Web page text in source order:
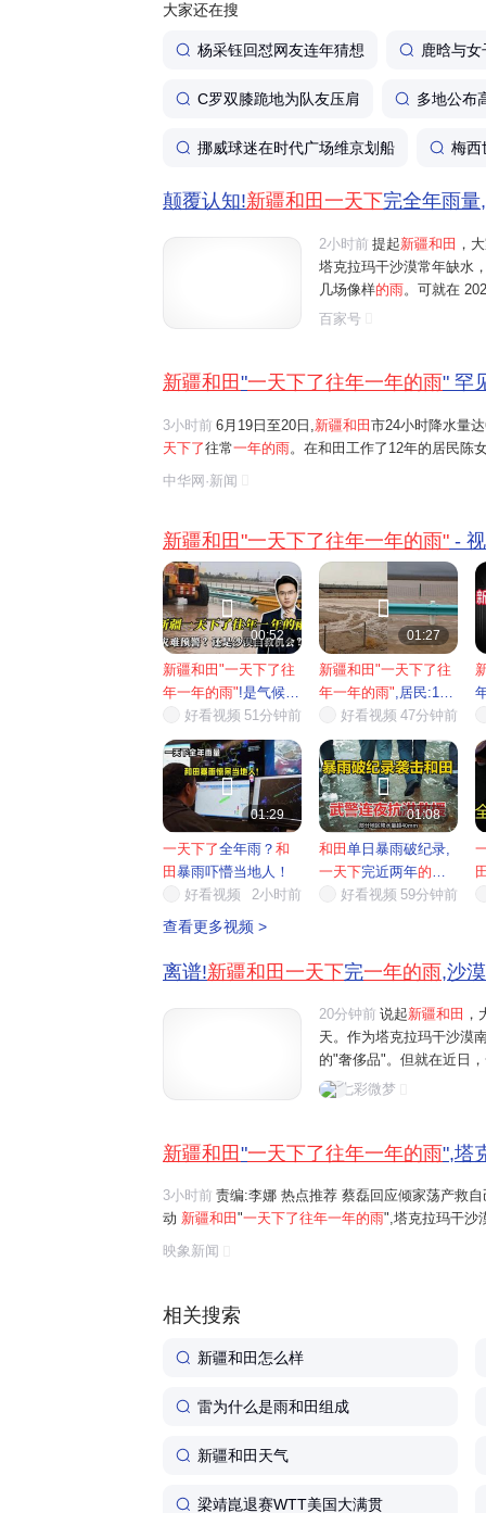
大家还在搜
杨采钰回怼网友连年猜想 鹿晗与
C罗双膝跪地为队友压肩 多地公布
挪威球迷在时代广场维京划船 梅西
颠覆认知!新疆和田一天下完全年雨
2小时前 提起新疆和田 ，
塔克拉玛干沙漠常年缺水
几场像样的雨。可就在
演了一幕魔幻景象：24
百家号
新疆和田 "一天下了往年一年的雨" 罕
3小时前 6月19日至20日, 新疆和田 市24小时降水量
天下了往常一年的雨。在和田工作了12年的居民陈
雨,当地出现部分民居漏雨、道路积水的情况
中华网·新闻
新疆和田"一天下了往年一年的雨" -

00:52
新疆和田"一天下了往
年一年的雨"!是气候
灾...好看视频 51分钟前

01:27
新疆和田"一天下了往
年一年的雨",居民:12
年...好看视频 47分钟前

01:29
一天下了全年雨？ 和
田暴雨吓懵当地人！
好看视频
2小时前

01:08
和田单日暴雨破纪录,
一天下完近两年的雨
武警...好看视频 59分钟前
查看更多视频 >
离谱!新疆和田一天下完一年的雨,沙
20分钟前 说起新疆和田
天。作为塔克拉玛干沙漠
的"奢侈品"。但就在近日
的降雨量，直接超越当地
七彩微梦
新疆和田 "一天下了往年一年的雨",塔
3小时前 责编:李娜 热点推荐 蔡磊回应倾家荡产救
动 新疆和田 "一天下了往年一年的雨",塔克拉玛干沙
腔拔通,拆线漏2根,涉事医院:拔通很常见 别让低俗
映象新闻
相关搜索
新疆和田怎么样
雷为什么是雨和田组成
新疆和田天气
梁靖崑退赛WTT美国大满贯